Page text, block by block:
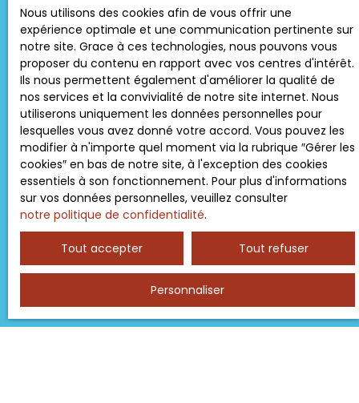
vous inscrire gratuitement sur la liste d'opposition
au démarchage téléphonique, prévu par l'article
L223-1 du code de la consommation, sur le site
Internet www.bloctel.gouv.fr ou par courrier
adressé à :
Société Worldline, Service Bloctel, CS 61311, 41013
BLOIS CEDEX.
Pour en savoir plus sur le traitement de vos
données personnelles, veuillez consulter notre
politique de confidentialité.
Recevoir des annonces
Nous utilisons des cookies afin de vous offrir une
expérience optimale et une communication pertinente sur
notre site. Grace à ces technologies, nous pouvons vous
proposer du contenu en rapport avec vos centres d'intérêt.
Ils nous permettent également d'améliorer la qualité de
nos services et la convivialité de notre site internet. Nous
utiliserons uniquement les données personnelles pour
lesquelles vous avez donné votre accord. Vous pouvez les
modifier à n'importe quel moment via la rubrique ″Gérer les
cookies″ en bas de notre site, à l'exception des cookies
essentiels à son fonctionnement. Pour plus d'informations
sur vos données personnelles, veuillez consulter
notre politique de confidentialité.
Tout accepter Tout refuser
Personnaliser